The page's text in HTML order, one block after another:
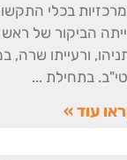
בכלי
הביקור של
ורעייתו שרה,
בתחילת
עוד »